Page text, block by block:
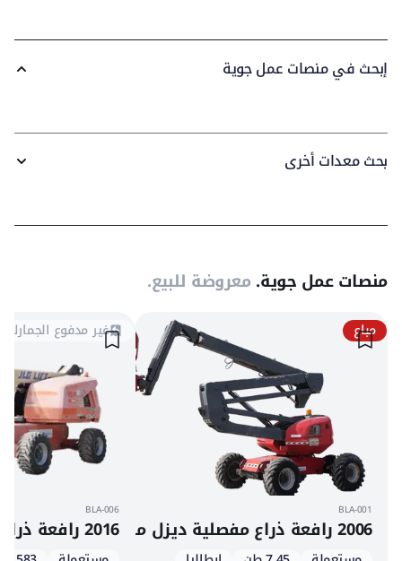
إبحث في منصات عمل جوية
بحث معدات أخرى
منصات عمل جوية.معروضة للبيع.
مباع
BLA-001
2006 رافعة ذراع مفصلية ديزل مانيتو 160 ATJ
غير مدفوع الجمارك
BLA-006
2016 رافعة ذراع تلسكوبية دفع رباعي ديزل جي إل جي 460SJ